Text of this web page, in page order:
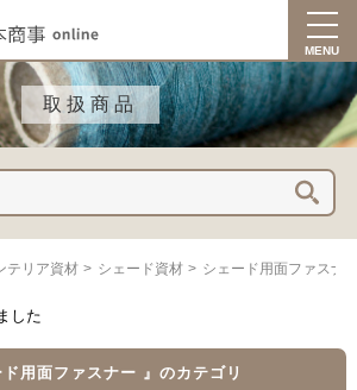
MENU
取扱商品
テリア資材 > シェード資材 > シェード用面ファスナ
した
ド用面ファスナー 』のカテゴリ